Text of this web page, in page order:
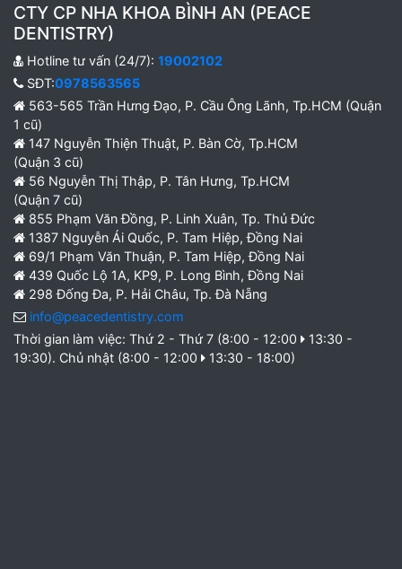
CTY CP NHA KHOA BÌNH AN (PEACE
DENTISTRY)
Hotline tư vấn (24/7): 19002102
SĐT:0978563565
563-565 Trần Hưng Đạo, P. Cầu Ông Lãnh, Tp.HCM (Quận
1 cũ)
147 Nguyễn Thiện Thuật, P. Bàn Cờ, Tp.HCM
(Quận 3 cũ)
56 Nguyễn Thị Thập, P. Tân Hưng, Tp.HCM
(Quận 7 cũ)
855 Phạm Văn Đồng, P. Linh Xuân, Tp. Thủ Đức
1387 Nguyễn Ái Quốc, P. Tam Hiệp, Đồng Nai
69/1 Phạm Văn Thuận, P. Tam Hiệp, Đồng Nai
439 Quốc Lộ 1A, KP9, P. Long Bình, Đồng Nai
298 Đống Đa, P. Hải Châu, Tp. Đà Nẵng
info@peacedentistry.com
Thời gian làm việc: Thứ 2 - Thứ 7 (8:00 - 12:00
13:30 -
19:30). Chủ nhật (8:00 - 12:00
13:30 - 18:00)